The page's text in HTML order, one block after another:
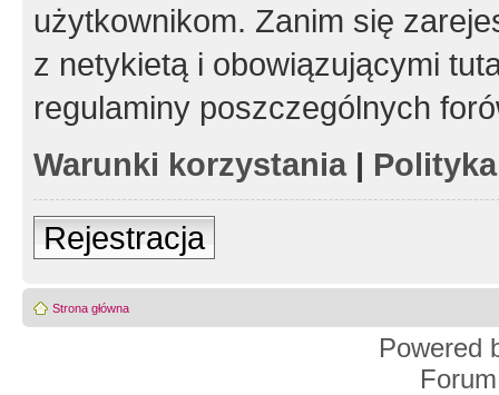
użytkownikom. Zanim się
z netykietą i obowiązującymi
regulaminy poszczególnych
Warunki korzystania|
Rejestracja
Strona główna
Powered